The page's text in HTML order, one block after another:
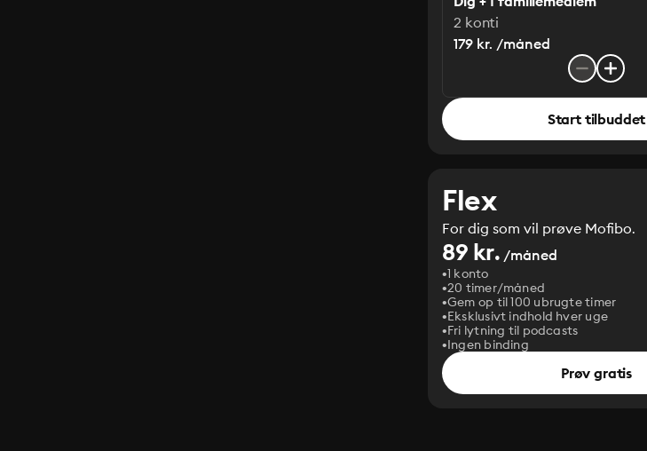
2 konti
179 kr. /måned
Start tilbuddet
Flex
For dig som vil prøve Mofibo.
89 kr. /måned
1 konto
20 timer/måned
Gem op til 100 ubrugte timer
Eksklusivt indhold hver uge
Fri lytning til podcasts
Ingen binding
Prøv gratis